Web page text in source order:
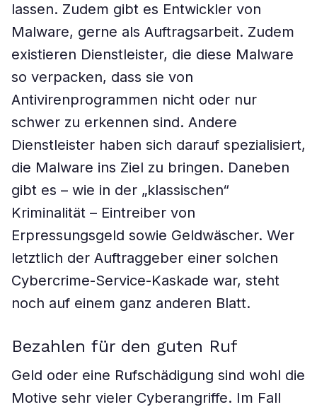
lassen. Zudem gibt es Entwickler von
Malware, gerne als Auftragsarbeit. Zudem
existieren Dienstleister, die diese Malware
so verpacken, dass sie von
Antivirenprogrammen nicht oder nur
schwer zu erkennen sind. Andere
Dienstleister haben sich darauf spezialisiert,
die Malware ins Ziel zu bringen. Daneben
gibt es – wie in der „klassischen“
Kriminalität – Eintreiber von
Erpressungsgeld sowie Geldwäscher. Wer
letztlich der Auftraggeber einer solchen
Cybercrime-Service-Kaskade war, steht
noch auf einem ganz anderen Blatt.
Bezahlen für den guten Ruf
Geld oder eine Rufschädigung sind wohl die
Motive sehr vieler Cyberangriffe. Im Fall